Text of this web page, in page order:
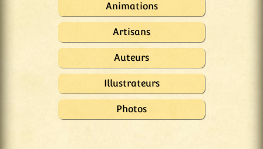
Animations
Artisans
Auteurs
Illustrateurs
Photos